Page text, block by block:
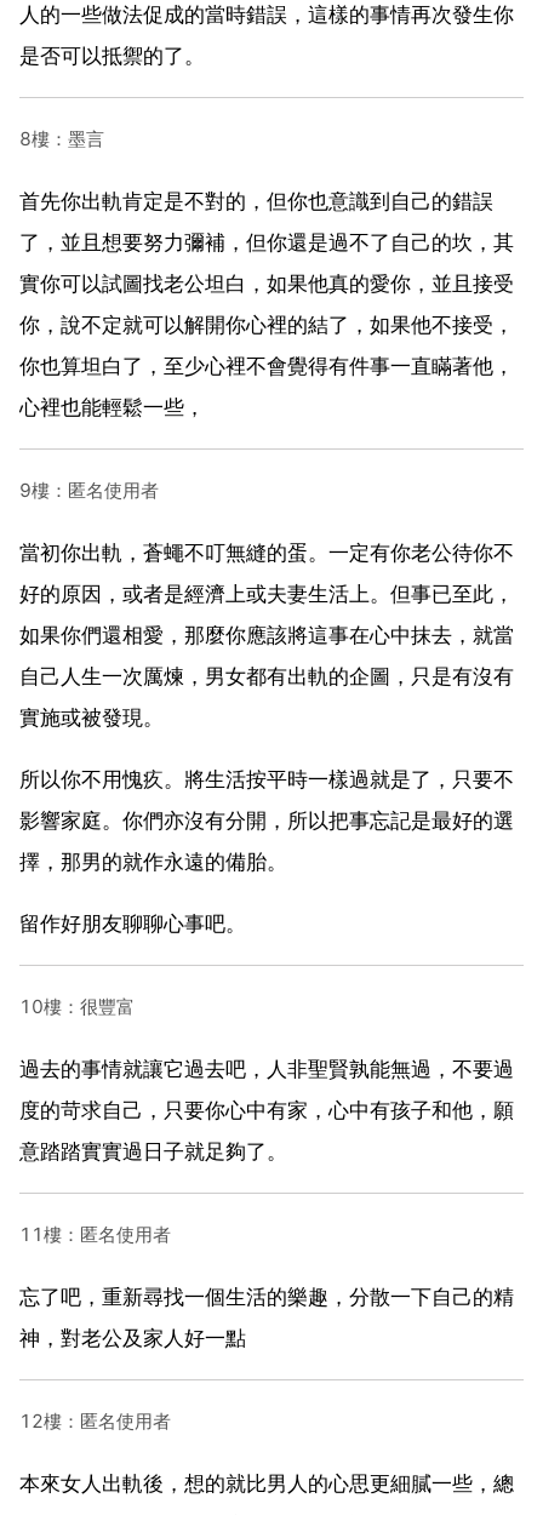
人的一些做法促成的當時錯誤，這樣的事情再次發生你
是否可以抵禦的了。
8樓：墨言
首先你出軌肯定是不對的，但你也意識到自己的錯誤
了，並且想要努力彌補，但你還是過不了自己的坎，其
實你可以試圖找老公坦白，如果他真的愛你，並且接受
你，說不定就可以解開你心裡的結了，如果他不接受，
你也算坦白了，至少心裡不會覺得有件事一直瞞著他，
心裡也能輕鬆一些，
9樓：匿名使用者
當初你出軌，蒼蠅不叮無縫的蛋。一定有你老公待你不
好的原因，或者是經濟上或夫妻生活上。但事已至此，
如果你們還相愛，那麼你應該將這事在心中抹去，就當
自己人生一次厲煉，男女都有出軌的企圖，只是有沒有
實施或被發現。
所以你不用愧疚。將生活按平時一樣過就是了，只要不
影響家庭。你們亦沒有分開，所以把事忘記是最好的選
擇，那男的就作永遠的備胎。
留作好朋友聊聊心事吧。
10樓：很豐富
過去的事情就讓它過去吧，人非聖賢孰能無過，不要過
度的苛求自己，只要你心中有家，心中有孩子和他，願
意踏踏實實過日子就足夠了。
11樓：匿名使用者
忘了吧，重新尋找一個生活的樂趣，分散一下自己的精
神，對老公及家人好一點
12樓：匿名使用者
本來女人出軌後，想的就比男人的心思更細膩一些，總